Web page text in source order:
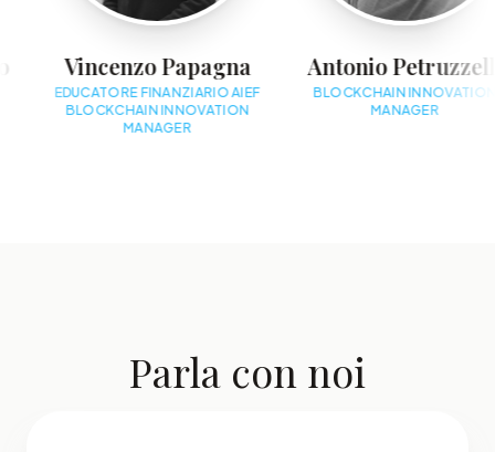
Vincenzo Papagna
EDUCATORE FINANZIARIO AIEF
BLOCKCHAIN INNOVATION
MANAGER
Antonio Petruzzelli
BLOCKCHAIN INNOVATION
MANAGER
Parla con noi